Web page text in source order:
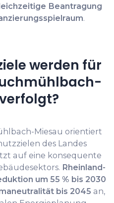
Beantragung
.
werden für
Miesau orientiert
des Landes
auf eine konsequente
Rheinland-
um 55 % bis 2030
bis 2045 an,